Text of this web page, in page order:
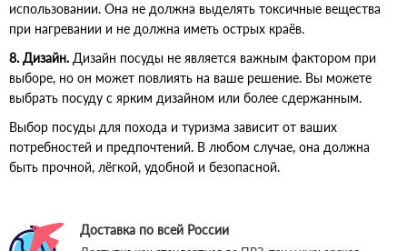
использовании. Она не должна выделять токсичные вещества
при нагревании и не должна иметь острых краёв.
8. Дизайн. Дизайн посуды не является важным фактором при
выборе, но он может повлиять на ваше решение. Вы можете
выбрать посуду с ярким дизайном или более сдержанным.
Выбор посуды для похода и туризма зависит от ваших
потребностей и предпочтений. В любом случае, она должна
быть прочной, лёгкой, удобной и безопасной.
Доставка по всей России